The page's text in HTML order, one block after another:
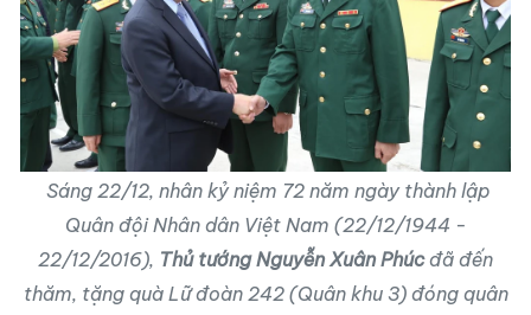
Sáng 22/12, nhân kỷ niệm 72 năm ngày thành lập
Quân đội Nhân dân Việt Nam (22/12/1944 -
22/12/2016), Thủ tướng Nguyễn Xuân Phúcđã đến
thăm, tặng quà Lữ đoàn 242 (Quân khu 3) đóng quân